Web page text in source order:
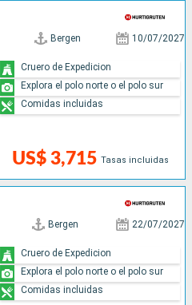
Bergen 10/07/2027
US$ 3,715 Tasas incluidas
Cruero de Expedicion
Explora el polo norte o el polo sur
Comidas incluidas
Bergen 22/07/2027
Cruero de Expedicion
Explora el polo norte o el polo sur
Comidas incluidas